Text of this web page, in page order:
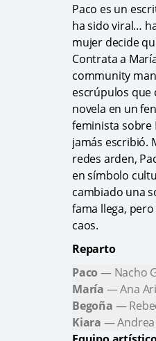
Paco es un
ha sido viral…
mujer decide
Contrata a
community
escrúpulos que
novela en un
feminista sobre
jamás escribió.
redes arden,
en símbolo
cambiado una
fama llega,
caos.
Reparto
Paco — Nacho
María — Ana
Begoña —
Kiara — Andrea